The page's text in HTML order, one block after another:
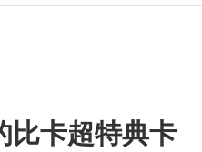
比卡超特典卡